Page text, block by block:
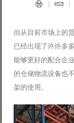
但从目前市场上的
已经出现了许许多
能够更好的配合企
的仓储物流设备也
架的使用。
Log in with
Forgot your password?
Forgot your username?